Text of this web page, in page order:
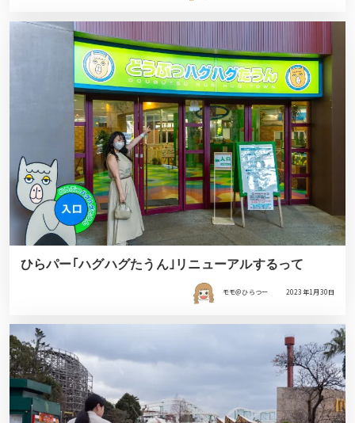
ひらパー｢ハグハグたうん｣リニューアルするって
モモ＠ひらつー 2023年1月30日